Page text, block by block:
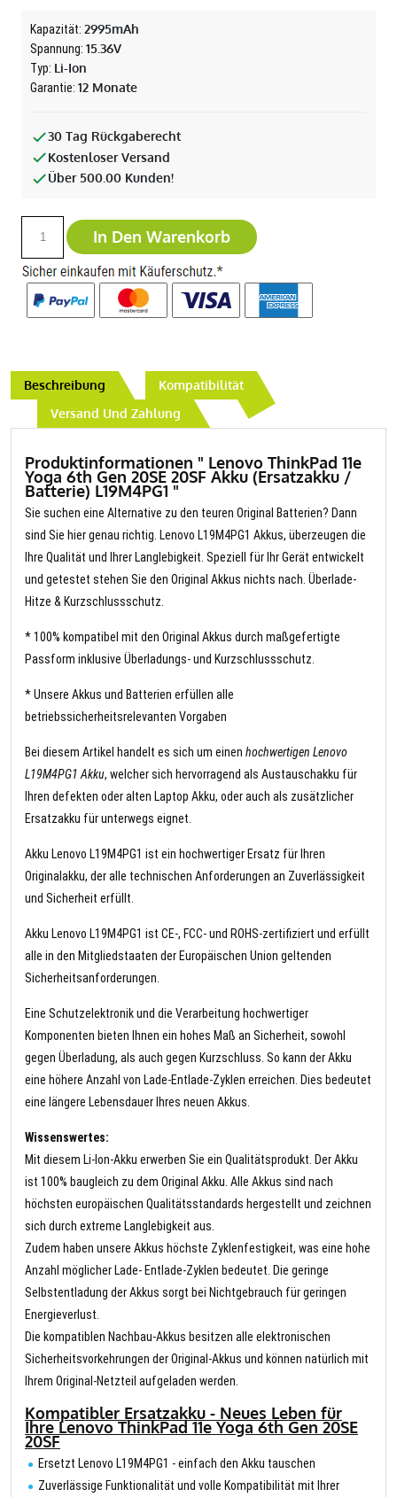
Kapazität: 2995mAh
Spannung: 15.36V
Typ: Li-Ion
Garantie: 12 Monate
30 Tag Rückgaberecht
Kostenloser Versand
Über 500.00 Kunden!
In Den Warenkorb
Beschreibung
Kompatibilität
Versand Und Zahlung
Produktinformationen " Lenovo ThinkPad 11e
Yoga 6th Gen 20SE 20SF Akku (Ersatzakku /
Batterie) L19M4PG1 "
Sie suchen eine Alternative zu den teuren Original Batterien? Dann
sind Sie hier genau richtig. Lenovo L19M4PG1 Akkus, überzeugen die
Ihre Qualität und Ihrer Langlebigkeit. Speziell für Ihr Gerät entwickelt
und getestet stehen Sie den Original Akkus nichts nach. Überlade-
Hitze & Kurzschlussschutz.
* 100% kompatibel mit den Original Akkus durch maßgefertigte
Passform inklusive Überladungs- und Kurzschlussschutz.
* Unsere Akkus und Batterien erfüllen alle
betriebssicherheitsrelevanten Vorgaben
Bei diesem Artikel handelt es sich um einen hochwertigen Lenovo
L19M4PG1 Akku, welcher sich hervorragend als Austauschakku für
Ihren defekten oder alten Laptop Akku, oder auch als zusätzlicher
Ersatzakku für unterwegs eignet.
Akku Lenovo L19M4PG1 ist ein hochwertiger Ersatz für Ihren
Originalakku, der alle technischen Anforderungen an Zuverlässigkeit
und Sicherheit erfüllt.
Akku Lenovo L19M4PG1 ist CE-, FCC- und ROHS-zertifiziert und erfüllt
alle in den Mitgliedstaaten der Europäischen Union geltenden
Sicherheitsanforderungen.
Eine Schutzelektronik und die Verarbeitung hochwertiger
Komponenten bieten Ihnen ein hohes Maß an Sicherheit, sowohl
gegen Überladung, als auch gegen Kurzschluss. So kann der Akku
eine höhere Anzahl von Lade-Entlade-Zyklen erreichen. Dies bedeutet
eine längere Lebensdauer Ihres neuen Akkus.
Wissenswertes:
Mit diesem Li-Ion-Akku erwerben Sie ein Qualitätsprodukt. Der Akku
ist 100% baugleich zu dem Original Akku. Alle Akkus sind nach
höchsten europäischen Qualitätsstandards hergestellt und zeichnen
sich durch extreme Langlebigkeit aus.
Zudem haben unsere Akkus höchste Zyklenfestigkeit, was eine hohe
Anzahl möglicher Lade- Entlade-Zyklen bedeutet. Die geringe
Selbstentladung der Akkus sorgt bei Nichtgebrauch für geringen
Energieverlust.
Die kompatiblen Nachbau-Akkus besitzen alle elektronischen
Sicherheitsvorkehrungen der Original-Akkus und können natürlich mit
Ihrem Original-Netzteil aufgeladen werden.
Kompatibler Ersatzakku - Neues Leben für
Ihre Lenovo ThinkPad 11e Yoga 6th Gen 20SE
20SF
Ersetzt Lenovo L19M4PG1 - einfach den Akku tauschen
Zuverlässige Funktionalität und volle Kompatibilität mit Ihrer